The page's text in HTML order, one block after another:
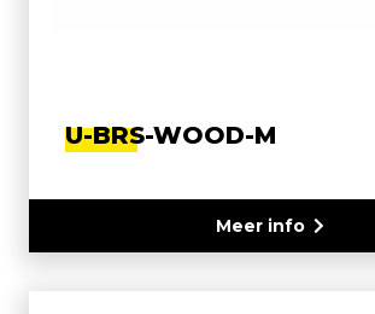
U-BRS-WOOD-M
Meer info